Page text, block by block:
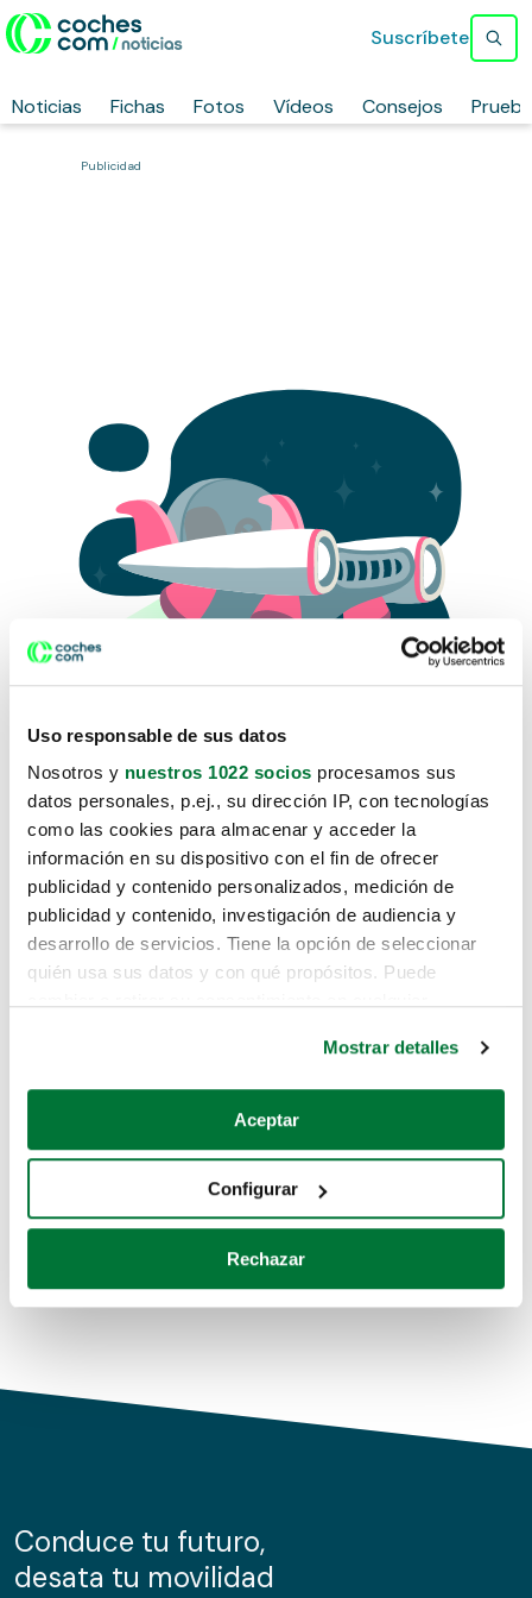
Uso responsable de sus datos
Nosotros y nuestros 1022 socios procesamos sus
datos personales, p.ej., su dirección IP, con tecnologías
como las cookies para almacenar y acceder la
información en su dispositivo con el fin de ofrecer
publicidad y contenido personalizados, medición de
publicidad y contenido, investigación de audiencia y
desarrollo de servicios. Tiene la opción de seleccionar
quién usa sus datos y con qué propósitos. Puede
Si lo permite, también quisiéramos:
Recopilar información sobre su ubicación geográfica
Identificar su dispositivo analizándolo activamente
para buscar características específicas (huellas
Obtenga más información sobre cómo se procesan sus
de cookies.
información sobre el uso que haga del sitio web con
nuestros partners de redes sociales, publicidad y análisis
Mostrar detalles
Aceptar
Configurar
Rechazar
Noticias Fichas Fotos Vídeos Consejos
Suscríbete
Publicidad
Lo sentimos, no sabemos como
te hemos traido hasta aquí.
Pero puedes encontrar el coche que estás
buscando en alguno de estos enlaces:
Coches de segunda mano
Coches de km0
Conduce tu futuro,
desata tu movilidad